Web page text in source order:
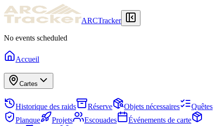
ARCTracker
No events scheduled
Accueil
Cartes
Historique des raids Réserve Objets nécessaires
Quêtes
Planque
Projets Escouades
Événements de carte